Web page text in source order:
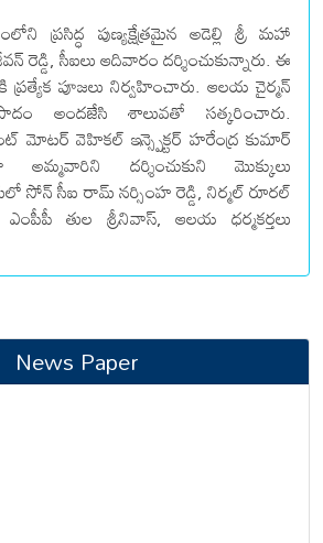
ప్రసిద్ధ పుణ్యక్షేత్రమైన అడెల్లి శ్రీ మహా
రెడ్డి, సీఐలు ఆదివారం దర్శించుకున్నారు. ఈ
పూజలు నిర్వహించారు. ఆలయ చైర్మన్
అందజేసి శాలువతో సత్కరించారు.
మోటర్ వెహికల్ ఇన్స్పెక్టర్ హరేంద్ర కుమార్
అమ్మవారిని దర్శించుకుని మొక్కులు
సోన్ సీఐ రామ్ నర్సింహ రెడ్డి, నిర్మల్ రూరల్
తుల శ్రీనివాస్, ఆలయ ధర్మకర్తలు
News Paper